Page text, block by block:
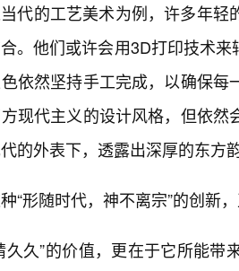
代的工艺美术为例，许多年
。他们或许会用3D打印技术
依然坚持手工完成，以确保
现代主义的设计风格，但依
的外表下，透露出深厚的东方
“形随时代，神不离宗”的创新
久久”的价值，更在于它所能